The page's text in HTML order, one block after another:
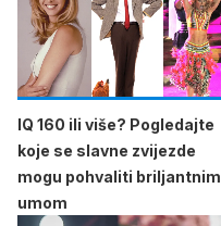
IQ 160 ili više? Pogledajte
koje se slavne zvijezde
mogu pohvaliti briljantnim
umom